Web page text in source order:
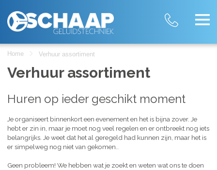
Home Verhuur assortiment
Verhuur assortiment
Huren op ieder geschikt moment
Je organiseert binnenkort een evenement en het is bijna zover. Je
hebt er zin in, maar je moet nog veel regelen en er ontbreekt nog iets
belangrijks. Je weet dat het al geregeld had kunnen zijn, maar het is
er simpelweg nog niet van gekomen..
Geen probleem! We hebben wat je zoekt en weten wat ons te doen